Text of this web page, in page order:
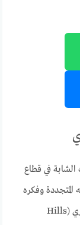
الشابة في قطاع
وفكره
الإداري الحديث أن يقود شركة هيلز للتطوير العقاري (Hills